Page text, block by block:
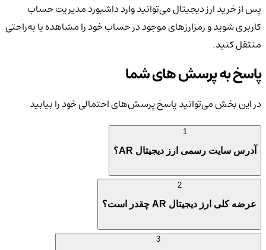
پس از خرید ارز دیجیتال می‌توانید وارد داشبورد مدیریت حساب
کاربری شوید و رمزارزهای موجود در حساب خود را مشاهده یا به‌راحتی
منتقل کنید.
پاسخ به پرسش های شما
در این بخش می‌توانید پاسخ پرسش‌های احتمالی خود را بیابید
آدرس سایت رسمی ارز دیجیتال AR؟
عرضه کلی ارز دیجیتال AR چقدر است؟